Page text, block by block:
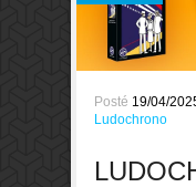
Posté 19/04/
Ludochrono